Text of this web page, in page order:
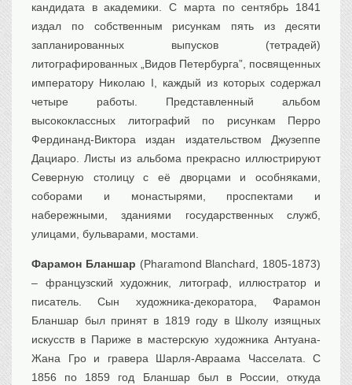
кандидата в академики. С марта по сентябрь 1841
издал по собственным рисункам пять из десяти
запланированных выпусков (тетрадей)
литографированных „Видов Петербурга”, посвященных
императору Николаю I, каждый из которых содержал
четыре работы. Представленный альбом
высококлассных литографий по рисункам Перро
Фердинанд-Виктора издан издательством Джузеппе
Дациаро. Листы из альбома прекрасно иллюстрируют
Северную столицу с её дворцами и особняками,
соборами и монастырями, проспектами и
набережными, зданиями государственных служб,
улицами, бульварами, мостами.
Фарамон Бланшар (Pharamond Blanchard, 1805-1873)
– французский художник, литограф, иллюстратор и
писатель. Сын художника-декоратора, Фарамон
Бланшар был принят в 1819 году в Школу изящных
искусств в Париже в мастерскую художника Антуана-
Жана Гро и гравера Шарля-Авраама Часселата. С
1856 по 1859 год Бланшар был в России, откуда